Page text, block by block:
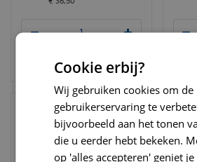
BESTELLEN
Cookie erbij?
Wij gebruiken cookies om de
gebruikerservaring te
bijvoorbeeld aan het tonen
die u eerder hebt bekeken.
op 'alles accepteren' geniet